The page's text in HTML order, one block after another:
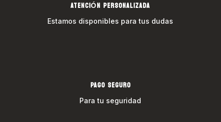
ATENCIÓN PERSONALIZADA
Estamos disponibles para tus dudas
PAGO SEGURO
Para tu seguridad